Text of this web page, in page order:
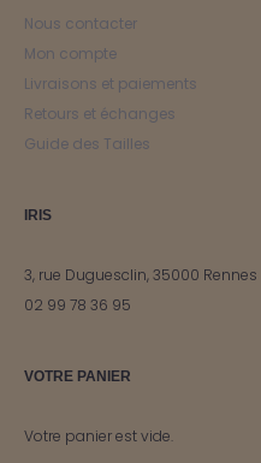
Nous contacter
Mon compte
Livraisons et paiements
Retours et échanges
Guide des Tailles
IRIS
3, rue Duguesclin, 35000 Rennes
02 99 78 36 95
VOTRE PANIER
Votre panier est vide.